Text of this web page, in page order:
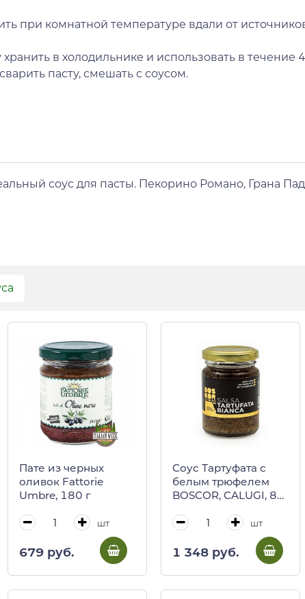
при комнатной температуре вдали от
в холодильнике и использовать в течение
сварить пасту, смешать с соусом.
соус для пасты. Пекорино Романо, Грана
Пате из черных
оливок Fattorie
Umbre, 180 г
шт
679 руб.
Соус Тартуфата с
белым трюфелем
BOSCOR, CALUGI, 85
шт
1 348 руб.